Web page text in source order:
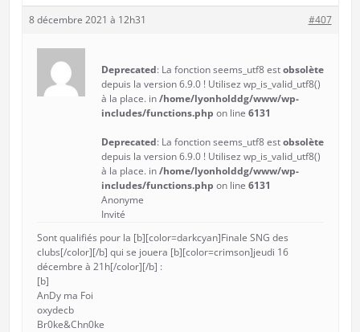
8 décembre 2021 à 12h31 #407
Deprecated: La fonction seems_utf8 estobsolète
depuis la version 6.9.0 ! Utilisez wp_is_valid_utf8()
à la place. in/home/lyonholddg/www/wp-
includes/functions.php on line 6131
Deprecated: La fonction seems_utf8 estobsolète
depuis la version 6.9.0 ! Utilisez wp_is_valid_utf8()
à la place. in/home/lyonholddg/www/wp-
includes/functions.php on line 6131
Anonyme
Invité
Sont qualifiés pour la [b][color=darkcyan]Finale SNG des
clubs[/color][/b] qui se jouera [b][color=crimson]jeudi 16
décembre à 21h[/color][/b] :
[b]
AnDy ma Foi
oxydecb
Br0ke&Chn0ke